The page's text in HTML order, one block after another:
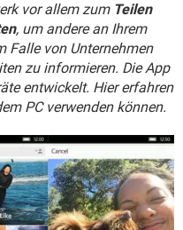
HARDWARE
vor allem zum Teilen
, um andere an Ihrem
Falle von Unternehmen
zu informieren. Die App
entwickelt. Hier erfahren
PC verwenden können.